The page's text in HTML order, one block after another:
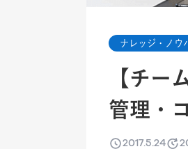
ナレッジ・ノウ
【チー
管理・
2017.5.24